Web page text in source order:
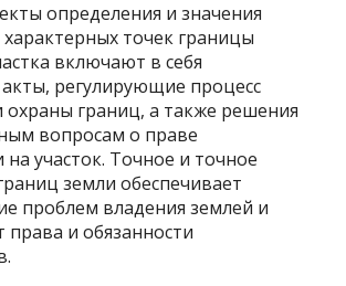
определения и значения
точек границы
включают в себя
регулирующие процесс
охраны границ, а также решения
вопросам о праве
на участок. Точное и точное
земли обеспечивает
проблем владения землей и
права и обязанности